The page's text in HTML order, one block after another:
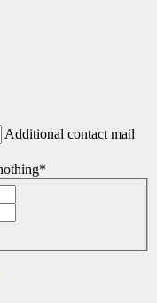
Additional contact mail